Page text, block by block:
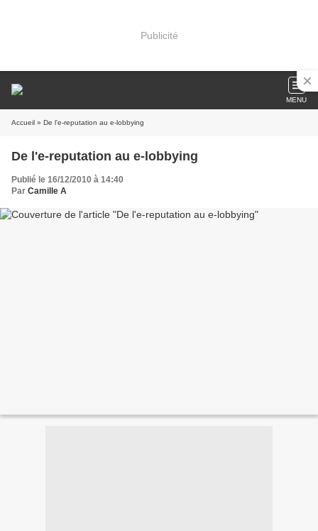
Publicité
MENU
Accueil » De l'e-reputation au e-lobbying
De l'e-reputation au e-lobbying
Publié le 16/12/2010 à 14:40
Par Camille A